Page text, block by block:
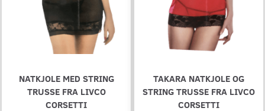
NATKJOLE MED STRING
TRUSSE FRA LIVCO
CORSETTI
TAKARA NATKJOLE OG
STRING TRUSSE FRA LIVCO
CORSETTI